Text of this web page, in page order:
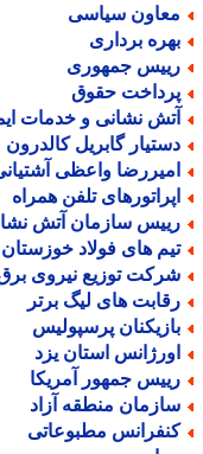
سیاسی
برداری
جمهوری
حقوق
نشانی و خدمات ایمنی
گابریل کالدرون
واعظی آشتیانی
تلفن همراه
سازمان آتش نشانی
های فولاد خوزستان
توزیع نیروی برق
های لیگ برتر
پرسپولیس
استان یزد
جمهور آمریکا
منطقه آزاد
مطبوعاتی